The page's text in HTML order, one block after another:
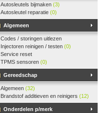
Autosleutels bijmaken (3)
Autosleutel reparatie (0)
Algemeen
Codes / storingen uitlezen
Injectoren reinigen / testen (0)
Service reset
TPMS sensoren (0)
Gereedschap
Algemeen (32)
Brandstof additieven en reinigers (12)
Onderdelen p/merk